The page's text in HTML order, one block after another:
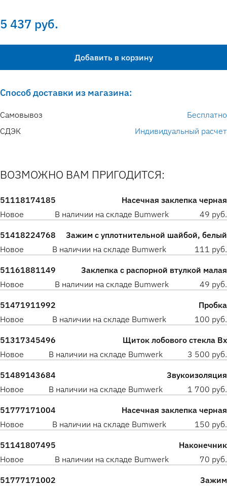
5 437 руб.
Добавить в корзину
Способ доставки из магазина:
Самовывоз
Бесплатно
СДЭК
Индивидуальный расчет
ВОЗМОЖНО ВАМ ПРИГОДИТСЯ:
51118174185
Насечная заклепка черная
Новое
В наличии на складе Bumwerk 49 руб.
51418224768
Зажим с уплотнительной шайбой, белый
Новое
В наличии на складе Bumwerk 111 руб.
51161881149
Заклепка с распорной втулкой малая
Новое
В наличии на складе Bumwerk 49 руб.
51471911992
Пробка
Новое
В наличии на складе Bumwerk 100 руб.
51317345496
Щиток лобового стекла Вх
Новое
В наличии на складе Bumwerk 3 500 руб.
51489143684
Звукоизоляция
Новое
В наличии на складе Bumwerk 1 700 руб.
51777171004
Насечная заклепка черная
Новое
В наличии на складе Bumwerk 150 руб.
51141807495
Наконечник
Новое
В наличии на складе Bumwerk 70 руб.
51777171002
Зажим